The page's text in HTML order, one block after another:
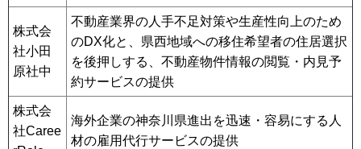
株式会
社小田
原社中
不動産業界の人手不足対策や生産性向上のため
のDX化と、県西地域への移住希望者の住居選択
を後押しする、不動産物件情報の閲覧・内見予
約サービスの提供
株式会
社Caree
海外企業の神奈川県進出を迅速・容易にする人
材の雇用代行サービスの提供